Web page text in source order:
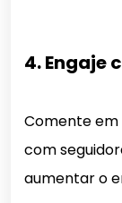
4. Engaje
Comente em
com
aumentar o